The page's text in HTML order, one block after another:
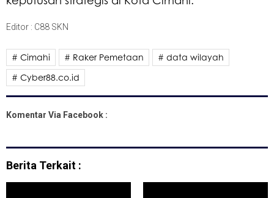
Editor : C88 SKN
# Cimahi # Raker Pemetaan
# data wilayah
# Cyber88.co.id
Komentar Via Facebook :
Berita Terkait :